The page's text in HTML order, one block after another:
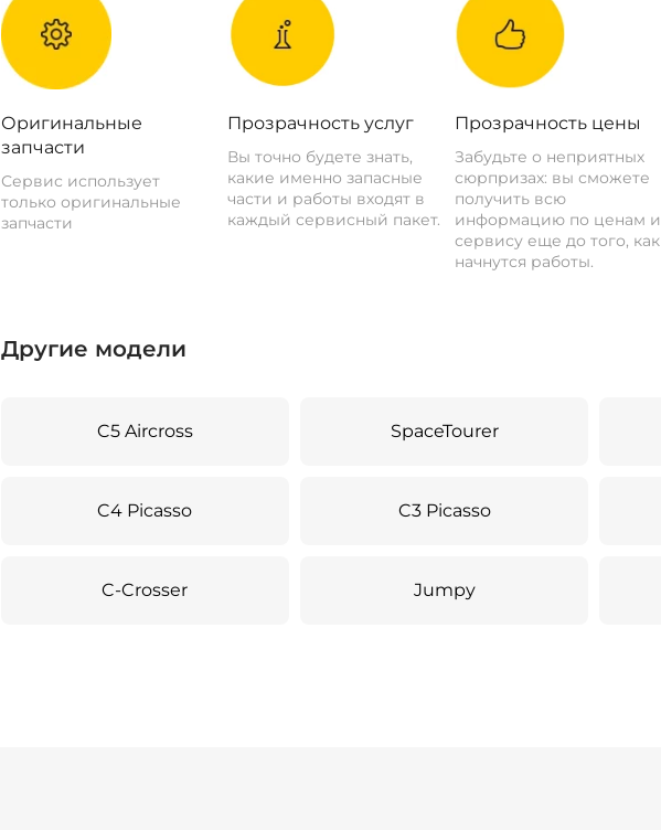
Оригинальные
запчасти
Сервис использует
только оригинальные
запчасти
Прозрачность услуг
Вы точно будете знать,
какие именно запасные
части и работы входят в
каждый сервисный пакет.
Прозрачность цены
Забудьте о неприятных
сюрпризах: вы сможете
получить всю
информацию по ценам и
сервису еще до того, как
начнутся работы.
Другие модели
C5 Aircross SpaceTourer
C4 Picasso C3 Picasso
C-Crosser Jumpy